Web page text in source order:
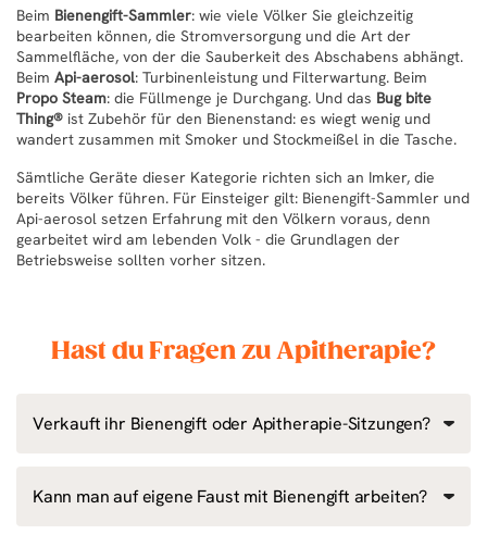
Beim Bienengift-Sammler: wie viele Völker Sie gleichzeitig
bearbeiten können, die Stromversorgung und die Art der
Sammelfläche, von der die Sauberkeit des Abschabens abhängt.
Beim Api-aerosol: Turbinenleistung und Filterwartung. Beim
Propo Steam: die Füllmenge je Durchgang. Und das Bug bite
Thing® ist Zubehör für den Bienenstand: es wiegt wenig und
wandert zusammen mit Smoker und Stockmeißel in die Tasche.
Sämtliche Geräte dieser Kategorie richten sich an Imker, die
bereits Völker führen. Für Einsteiger gilt: Bienengift-Sammler und
Api-aerosol setzen Erfahrung mit den Völkern voraus, denn
gearbeitet wird am lebenden Volk - die Grundlagen der
Betriebsweise sollten vorher sitzen.
Hast du Fragen zu Apitherapie?
Verkauft ihr Bienengift oder Apitherapie-Sitzungen?
Kann man auf eigene Faust mit Bienengift arbeiten?